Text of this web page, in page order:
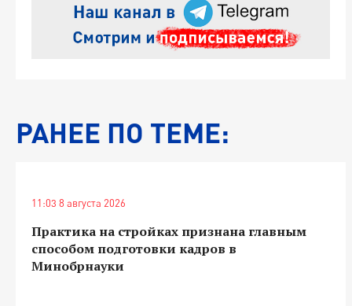
РАНЕЕ ПО ТЕМЕ:
11:03 8 августа 2026
Практика на стройках признана главным
способом подготовки кадров в
Минобрнауки